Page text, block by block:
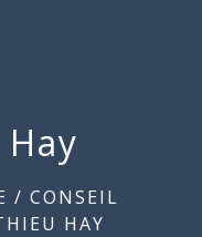
/ CONSEIL
HAY